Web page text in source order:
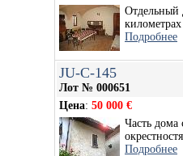
Отдельный
Подробнее
JU-C-145
Лот № 000651
Цена: 50 000 €
Часть дома
Подробнее